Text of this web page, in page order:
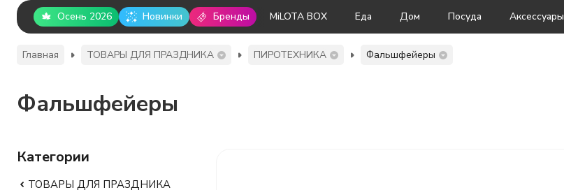
Осень 2026 Новинки Бренды MiLOTA BOX Еда Дом Посуда Аксессуары
Главная ТОВАРЫ ДЛЯ ПРАЗДНИКА ПИРОТЕХНИКА Фальшфейеры
Фальшфейеры
Категории
ТОВАРЫ ДЛЯ ПРАЗДНИКА